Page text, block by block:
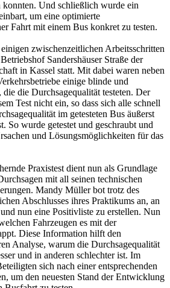
konnten. Und schließlich wurde ein
um eine optimierte
Fahrt mit einem Bus konkret zu testen.
zwischenzeitlichen Arbeitsschritten
Sandershäuser Straße der
in Kassel statt. Mit dabei waren neben
einige blinde und
die die Durchsagequalität testeten. Der
Test nicht ein, so dass sich alle schnell
im getesteten Bus äußerst
So wurde getestet und geschraubt und
und Lösungsmöglichkeiten für das
Praxistest dient nun als Grundlage
mit all seinen technischen
Mandy Müller bot trotz des
Abschlusses ihres Praktikums an, an
nun eine Positivliste zu erstellen. Nun
Fahrzeugen es mit der
Diese Information hilft den
Analyse, warum die Durchsagequalität
und in anderen schlechter ist. Im
sich nach einer entsprechenden
um den neuesten Stand der Entwicklung